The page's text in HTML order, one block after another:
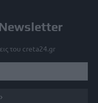
Newsletter
του creta24.gr